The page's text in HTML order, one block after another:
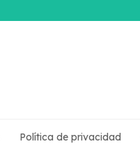
Política de privacidad